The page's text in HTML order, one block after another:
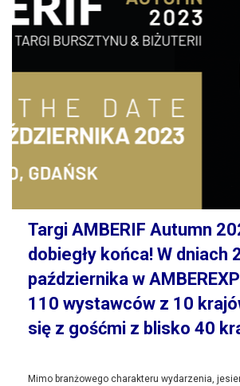
Targi AMBERIF Autumn
dobiegły końca! W dniach
października w
110 wystawców z 10
się z gośćmi z blisko 40
Mimo branżowego charakteru wydarzenia,